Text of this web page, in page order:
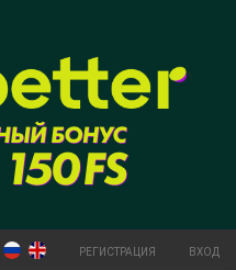
РЕГИСТРАЦИЯ ВХОД